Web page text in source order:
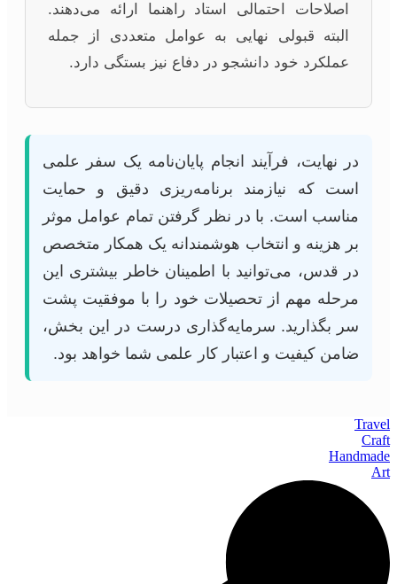
اصلاحات احتمالی استاد راهنما ارائه می‌دهند.
البته قبولی نهایی به عوامل متعددی از جمله
عملکرد خود دانشجو در دفاع نیز بستگی دارد.
در نهایت، فرآیند انجام پایان‌نامه یک سفر علمی
است که نیازمند برنامه‌ریزی دقیق و حمایت
مناسب است. با در نظر گرفتن تمام عوامل موثر
بر هزینه و انتخاب هوشمندانه یک همکار متخصص
در قدس، می‌توانید با اطمینان خاطر بیشتری این
مرحله مهم از تحصیلات خود را با موفقیت پشت
سر بگذارید. سرمایه‌گذاری درست در این بخش،
ضامن کیفیت و اعتبار کار علمی شما خواهد بود.
Travel
Craft
Handmade
Art